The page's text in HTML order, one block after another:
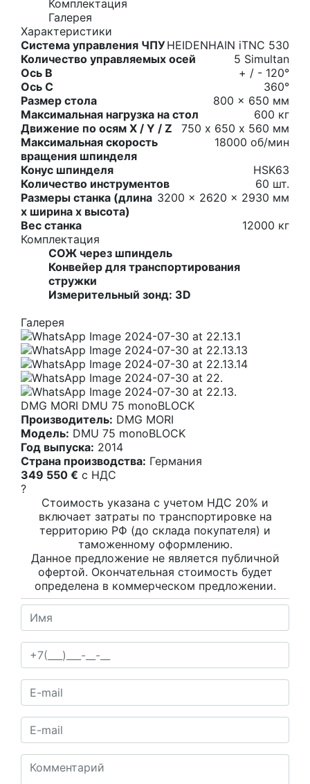
Комплектация
Галерея
Характеристики
Система управления ЧПУHEIDENHAIN iTNC 530
Количество управляемых осей
5 Simultan
Ось B
+ / - 120°
Ось C
360°
Размер стола
800 x 650 мм
Максимальная нагрузка на стол
600 кг
Движение по осям X / Y / Z
750 х 650 х 560 мм
Максимальная скорость
вращения шпинделя
18000 об/мин
Конус шпинделя
HSK63
Количество инструментов
60 шт.
Размеры станка (длина
х ширина х высота)
3200 x 2620 x 2930 мм
Вес станка
12000 кг
Комплектация
СОЖ через шпиндель
Конвейер для транспортирования
стружки
Измерительный зонд: 3D
Галерея
DMG MORI DMU 75 monoBLOCK
Производитель: DMG MORI
Модель: DMU 75 monoBLOCK
Год выпуска: 2014
Страна производства: Германия
349 550 € c НДС
?
Стоимость указана с учетом НДС 20% и
включает затраты по транспортировке на
территорию РФ (до склада покупателя) и
таможенному оформлению.
Данное предложение не является публичной
офертой. Окончательная стоимость будет
определена в коммерческом предложении.